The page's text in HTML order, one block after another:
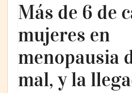
Más de 6 de
mujeres en
menopausia
mal, y la